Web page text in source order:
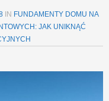
IN FUNDAMENTY DOMU NA
JAK UNIKNĄĆ